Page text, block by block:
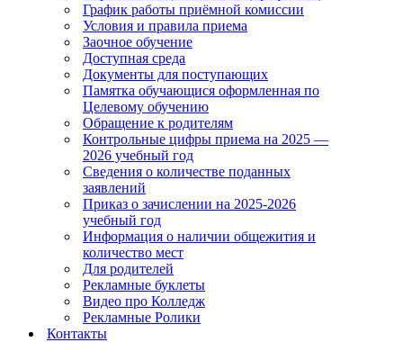
График работы приёмной комиссии
Условия и правила приема
Заочное обучение
Доступная среда
Документы для поступающих
Памятка обучающися оформленная по
Целевому обучению
Обращение к родителям
Контрольные цифры приема на 2025 —
2026 учебный год
Сведения о количестве поданных
заявлений
Приказ о зачислении на 2025-2026
учебный год
Информация о наличии общежития и
количество мест
Для родителей
Рекламные буклеты
Видео про Колледж
Рекламные Ролики
Контакты